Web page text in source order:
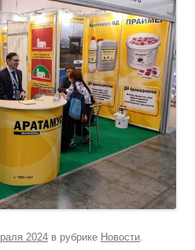
2024 в рубрике Новости.